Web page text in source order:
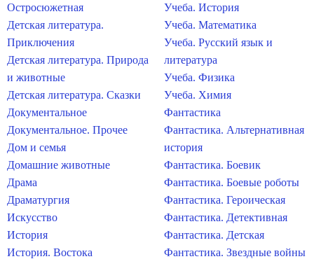
Остросюжетная
Детская литература.
Приключения
Детская литература. Природа
и животные
Детская литература. Сказки
Документальное
Документальное. Прочее
Дом и семья
Домашние животные
Драма
Драматургия
Искусство
История
История. Востока
Учеба. История
Учеба. Математика
Учеба. Русский язык и
литература
Учеба. Физика
Учеба. Химия
Фантастика
Фантастика. Альтернативная
история
Фантастика. Боевик
Фантастика. Боевые роботы
Фантастика. Героическая
Фантастика. Детективная
Фантастика. Детская
Фантастика. Звездные войны